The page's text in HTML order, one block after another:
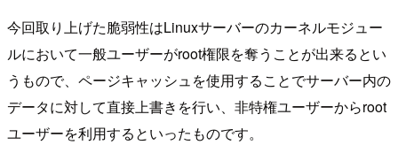
今回取り上げた脆弱性はLinuxサーバーのカーネルモジュー
ルにおいて一般ユーザーがroot権限を奪うことが出来るとい
うもので、ページキャッシュを使用することでサーバー内の
データに対して直接上書きを行い、非特権ユーザーからroot
ユーザーを利用するといったものです。